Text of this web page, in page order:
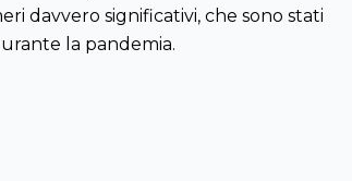
davvero significativi, che sono stati
la pandemia.